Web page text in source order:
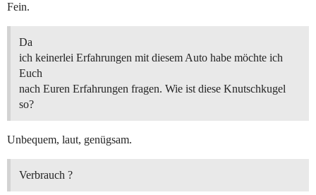
Fein.
Da
ich keinerlei Erfahrungen mit diesem Auto habe möchte ich
Euch
nach Euren Erfahrungen fragen. Wie ist diese Knutschkugel
so?
Unbequem, laut, genügsam.
Verbrauch ?